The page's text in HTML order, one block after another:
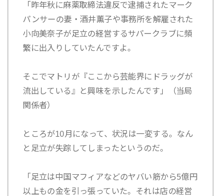
「昨年秋に麻薬取締法違反で逮捕されたマーク
パンサーの妻・酒井薫子や事務所を解雇された
小向美奈子が足立の経営するサパークラブに頻
繁に出入りしていたんですよ。
そこでマトリが『ここから芸能界にドラッグが
流出している』と興味を示したんです」（当局
関係者）
ところが10月になって、状況は一変する。なん
と足立が失踪してしまったというのだ。
「足立は中国マフィアなどのヤバい筋から5億円
以上もの金を引っ張っていた。それは店の経営